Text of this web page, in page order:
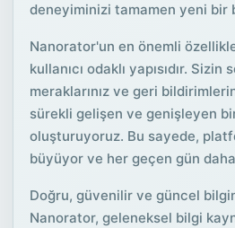
deneyiminizi tamamen yeni bir
Nanorator'un en önemli
kullanıcı odaklı yapısıdır. Sizin
meraklarınız ve geri
sürekli gelişen ve genişleyen
oluşturuyoruz. Bu sayede,
büyüyor ve her geçen gün
Doğru, güvenilir ve güncel
Nanorator, geleneksel bilgi